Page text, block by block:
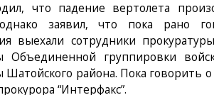
что падение вертолета
заявил, что пока рано
выехали сотрудники
Объединенной группировки
Шатойского района. Пока говорить
“Интерфакс”.